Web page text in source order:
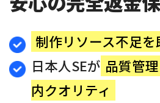
制作リソース不足
日本人SEが 品質管理
内クオリティ